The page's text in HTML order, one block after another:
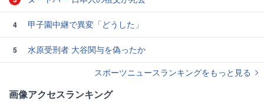
4 甲子園中継で異変「どうした」
5
水原受刑者 大谷関与を偽ったか
スポーツニュースランキングをもっと見る
画像アクセスランキング